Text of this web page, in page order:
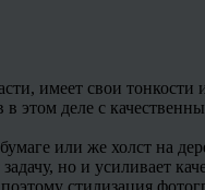
имеет свои
этом деле с
или же холст на
но и усиливает
стилизация